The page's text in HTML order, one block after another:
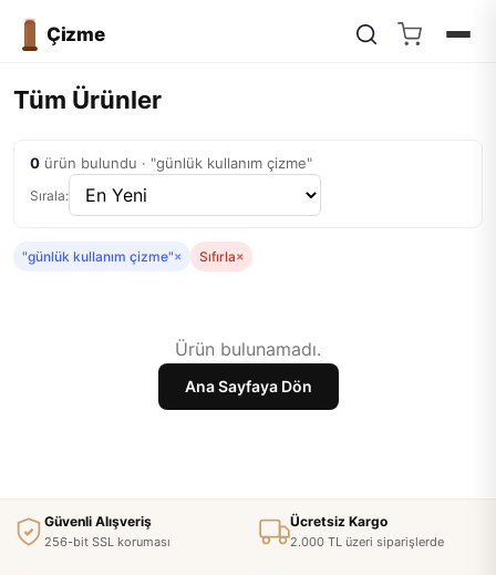
Çizme
Tüm Ürünler
0 ürün bulundu · "günlük kullanım çizme"
Sırala:
"günlük kullanım çizme"× Sıfırla×
Ürün bulunamadı.
Ana Sayfaya Dön
Güvenli Alışveriş
256-bit SSL koruması
Ücretsiz Kargo
2.000 TL üzeri siparişlerde